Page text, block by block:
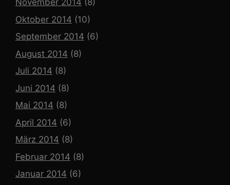
November 2014 (8)
Oktober 2014 (10)
September 2014 (6)
August 2014 (8)
Juli 2014 (8)
Juni 2014 (8)
Mai 2014 (8)
April 2014 (6)
März 2014 (8)
Februar 2014 (8)
Januar 2014 (6)